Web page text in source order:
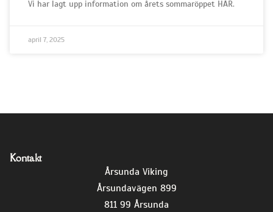
Vi har lagt upp information om årets sommaröppet HÄR.
april 7, 2025
Kontakt
Årsunda Viking
Årsundavägen 899
811 99 Årsunda